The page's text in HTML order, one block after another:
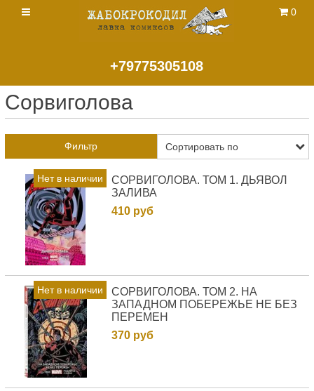
+79775305108
0
Сорвиголова
Фильтр
Нет в наличии
СОРВИГОЛОВА. ТОМ 1. ДЬЯВОЛ
ЗАЛИВА
410 руб
Нет в наличии
СОРВИГОЛОВА. ТОМ 2. НА
ЗАПАДНОМ ПОБЕРЕЖЬЕ НЕ БЕЗ
ПЕРЕМЕН
370 руб